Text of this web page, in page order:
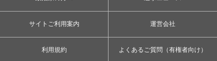
サイトご利用案内 運営会社
利用規約 よくあるご質問（有権者向け）